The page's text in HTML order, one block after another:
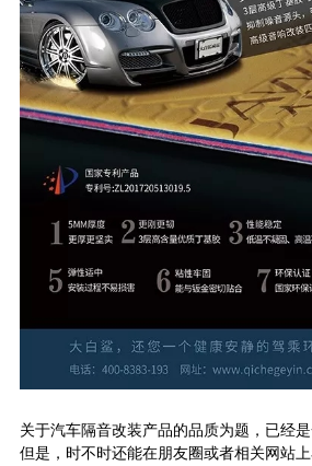
关于汽车隔音改装产品的品质为题，已经
但是，时不时还能在朋友圈或者相关网站